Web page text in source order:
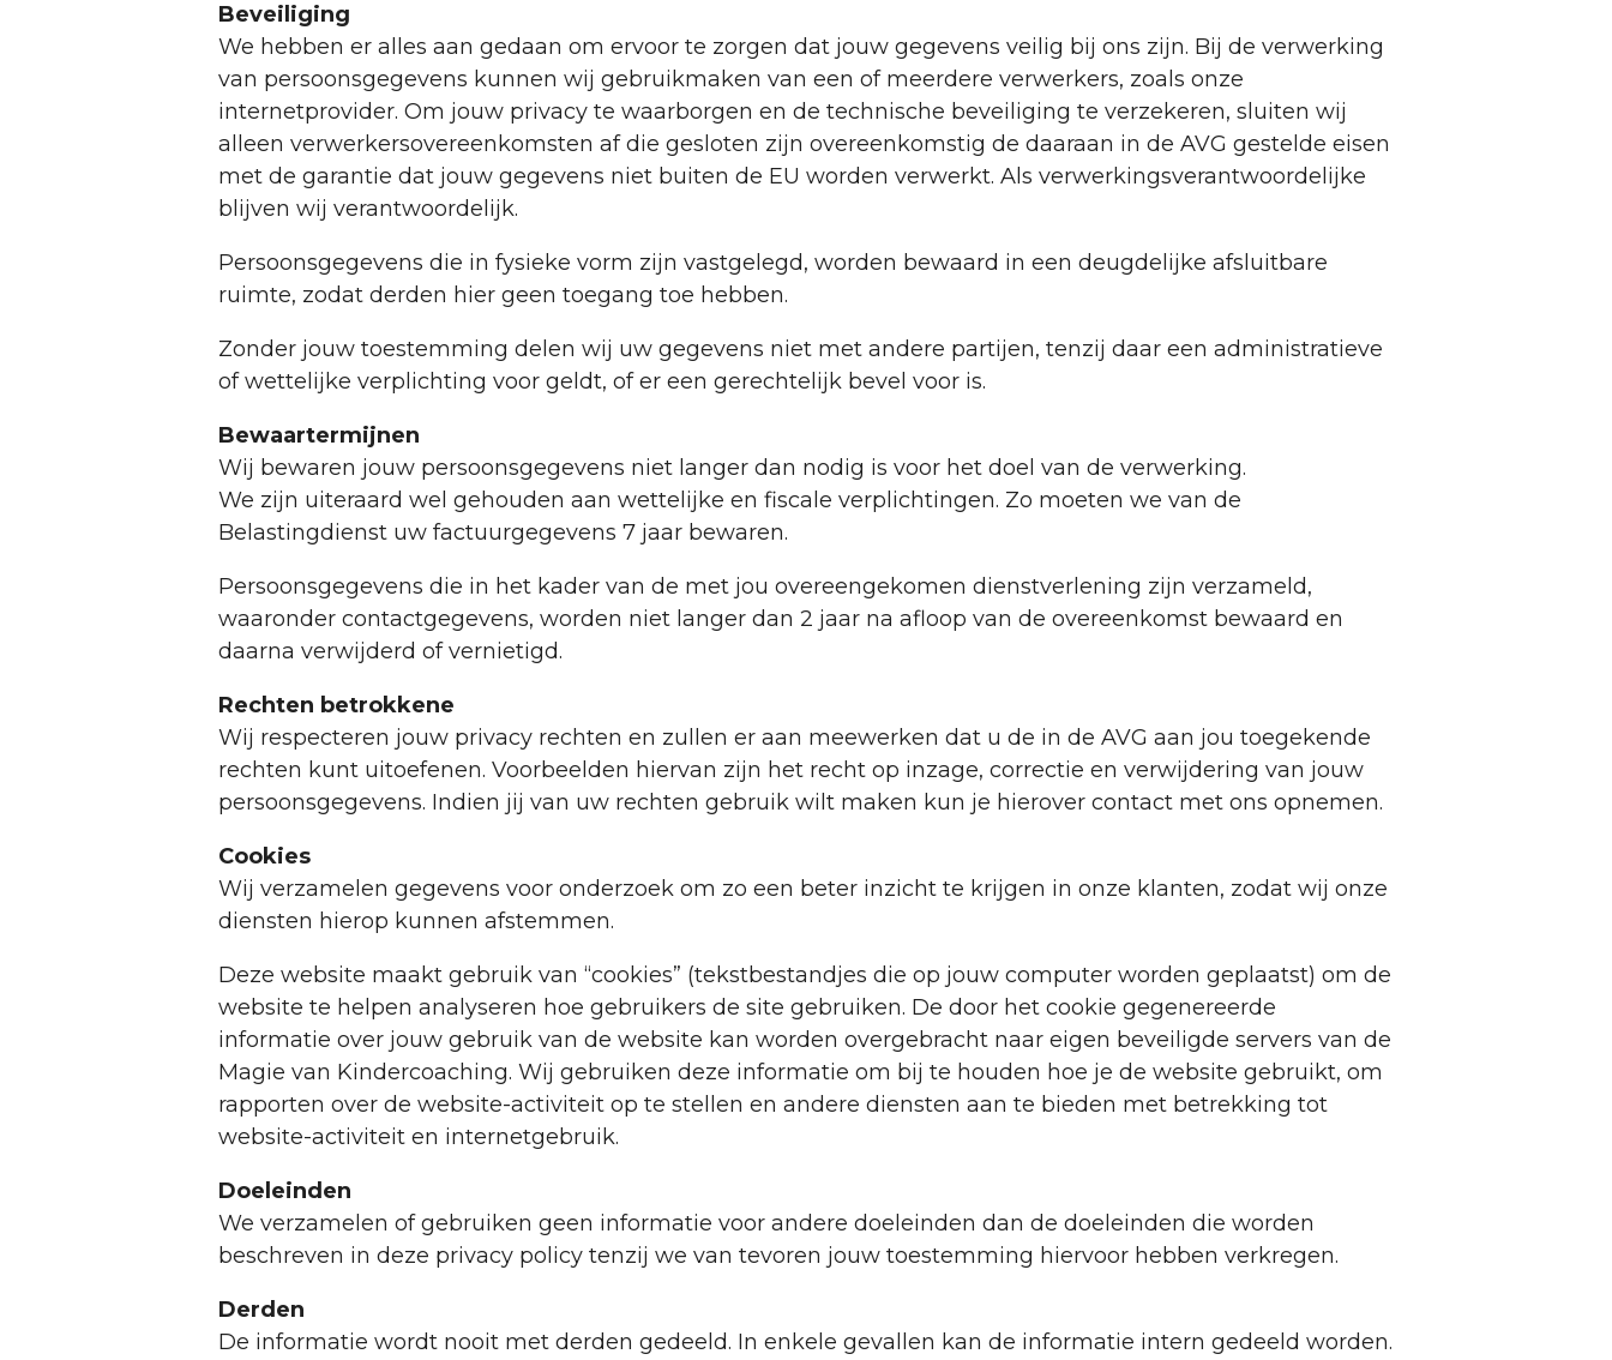
Beveiliging
We hebben er alles aan gedaan om ervoor te zorgen dat jouw gegevens veilig bij ons zijn. Bij de verwerking
van persoonsgegevens kunnen wij gebruikmaken van een of meerdere verwerkers, zoals onze
internetprovider. Om jouw privacy te waarborgen en de technische beveiliging te verzekeren, sluiten wij
alleen verwerkersovereenkomsten af die gesloten zijn overeenkomstig de daaraan in de AVG gestelde eisen
met de garantie dat jouw gegevens niet buiten de EU worden verwerkt. Als verwerkingsverantwoordelijke
blijven wij verantwoordelijk.
Persoonsgegevens die in fysieke vorm zijn vastgelegd, worden bewaard in een deugdelijke afsluitbare
ruimte, zodat derden hier geen toegang toe hebben.
Zonder jouw toestemming delen wij uw gegevens niet met andere partijen, tenzij daar een administratieve
of wettelijke verplichting voor geldt, of er een gerechtelijk bevel voor is.
Bewaartermijnen
Wij bewaren jouw persoonsgegevens niet langer dan nodig is voor het doel van de verwerking.
We zijn uiteraard wel gehouden aan wettelijke en fiscale verplichtingen. Zo moeten we van de
Belastingdienst uw factuurgegevens 7 jaar bewaren.
Persoonsgegevens die in het kader van de met jou overeengekomen dienstverlening zijn verzameld,
waaronder contactgegevens, worden niet langer dan 2 jaar na afloop van de overeenkomst bewaard en
daarna verwijderd of vernietigd.
Rechten betrokkene
Wij respecteren jouw privacy rechten en zullen er aan meewerken dat u de in de AVG aan jou toegekende
rechten kunt uitoefenen. Voorbeelden hiervan zijn het recht op inzage, correctie en verwijdering van jouw
persoonsgegevens. Indien jij van uw rechten gebruik wilt maken kun je hierover contact met ons opnemen.
Cookies
Wij verzamelen gegevens voor onderzoek om zo een beter inzicht te krijgen in onze klanten, zodat wij onze
diensten hierop kunnen afstemmen.
Deze website maakt gebruik van “cookies” (tekstbestandjes die op jouw computer worden geplaatst) om de
website te helpen analyseren hoe gebruikers de site gebruiken. De door het cookie gegenereerde
informatie over jouw gebruik van de website kan worden overgebracht naar eigen beveiligde servers van de
Magie van Kindercoaching. Wij gebruiken deze informatie om bij te houden hoe je de website gebruikt, om
rapporten over de website-activiteit op te stellen en andere diensten aan te bieden met betrekking tot
website-activiteit en internetgebruik.
Doeleinden
We verzamelen of gebruiken geen informatie voor andere doeleinden dan de doeleinden die worden
beschreven in deze privacy policy tenzij we van tevoren jouw toestemming hiervoor hebben verkregen.
Derden
De informatie wordt nooit met derden gedeeld. In enkele gevallen kan de informatie intern gedeeld worden.